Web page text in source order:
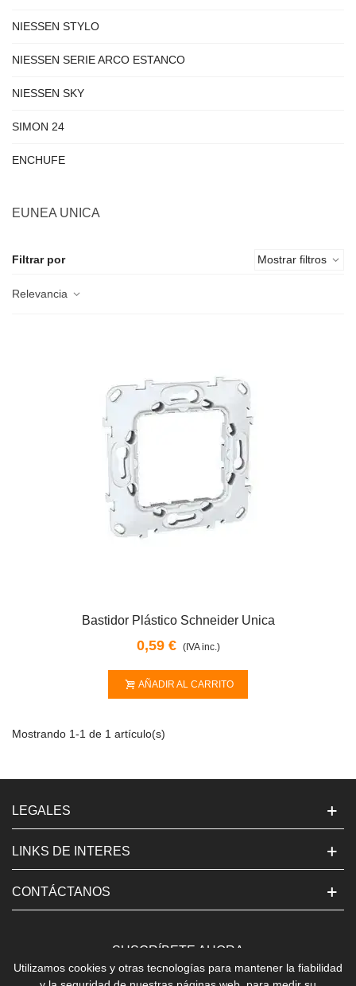
NIESSEN STYLO
NIESSEN SERIE ARCO ESTANCO
NIESSEN SKY
SIMON 24
ENCHUFE
EUNEA UNICA
Filtrar por Mostrar filtros
Relevancia
Bastidor Plástico Schneider Unica
0,59 € (IVA inc.)
AÑADIR AL CARRITO
Mostrando 1-1 de 1 artículo(s)
LEGALES
LINKS DE INTERES
CONTÁCTANOS
SUSCRÍBETE AHORA
Utilizamos cookies y otras tecnologías para mantener la fiabilidad